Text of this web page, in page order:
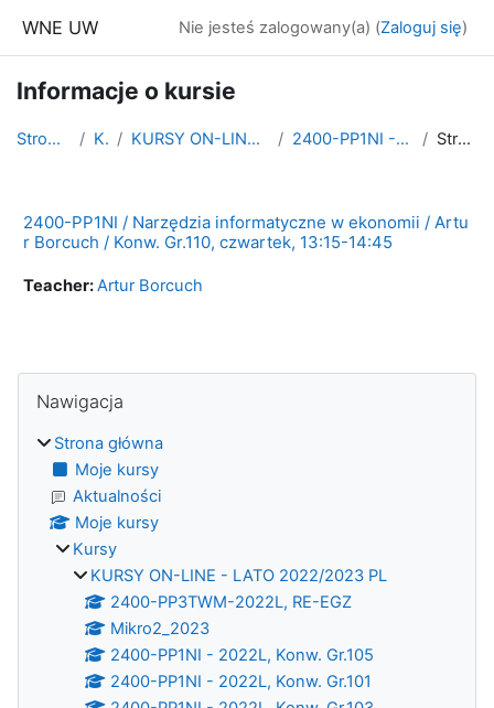
WNE UW Nie jesteś zalogowany(a) (Zaloguj się)
Informacje o kursie
Strona główna Kursy KURSY ON-LINE - LATO 2022/2023 PL 2400-PP1NI - 2022L, Konw. Gr.110 Streszczenie
2400-PP1NI / Narzędzia informatyczne w ekonomii / Artu
r Borcuch / Konw. Gr.110, czwartek, 13:15-14:45
Teacher:Artur Borcuch
Bloki
Nawigacja
Strona główna
Moje kursy
Aktualności
Moje kursy
Kursy
KURSY ON-LINE - LATO 2022/2023 PL
2400-PP3TWM-2022L, RE-EGZ
Mikro2_2023
2400-PP1NI - 2022L, Konw. Gr.105
2400-PP1NI - 2022L, Konw. Gr.101